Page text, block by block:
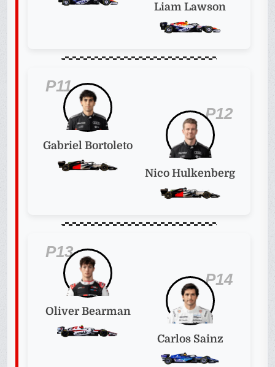
Liam Lawson
P11
Gabriel Bortoleto
P12
Nico Hulkenberg
P13
Oliver Bearman
P14
Carlos Sainz